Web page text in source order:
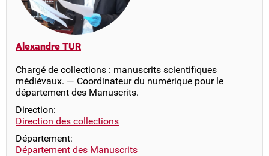
Alexandre TUR
Chargé de collections : manuscrits scientifiques
médiévaux. — Coordinateur du numérique pour le
département des Manuscrits.
Direction:
Direction des collections
Département:
Département des Manuscrits